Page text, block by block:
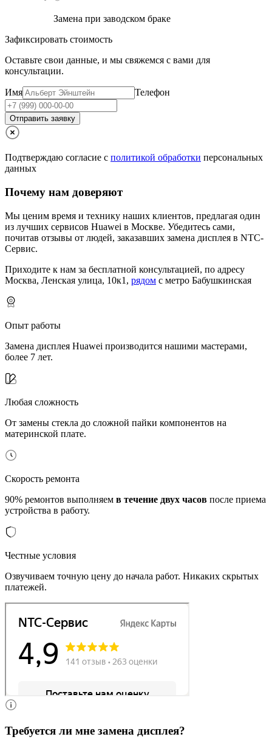
Замена при заводском браке
Зафиксировать стоимость
Оставьте свои данные, и мы свяжемся с вами для
консультации.
Имя Телефон
Отправить заявку
Подтверждаю согласие с политикой обработки персональных
данных
Почему нам доверяют
Мы ценим время и технику наших клиентов, предлагая один
из лучших сервисов Huawei в Москве. Убедитесь сами,
почитав отзывы от людей, заказавших замена дисплея в NTC-
Сервис.
Приходите к нам за бесплатной консультацией, по адресу
Москва, Ленская улица, 10к1, рядом с метро Бабушкинская
Опыт работы
Замена дисплея Huawei производится нашими мастерами,
более 7 лет.
Любая сложность
От замены стекла до сложной пайки компонентов на
материнской плате.
Скорость ремонта
90% ремонтов выполняем в течение двух часов после приема
устройства в работу.
Честные условия
Озвучиваем точную цену до начала работ. Никаких скрытых
платежей.
Требуется ли мне замена дисплея?